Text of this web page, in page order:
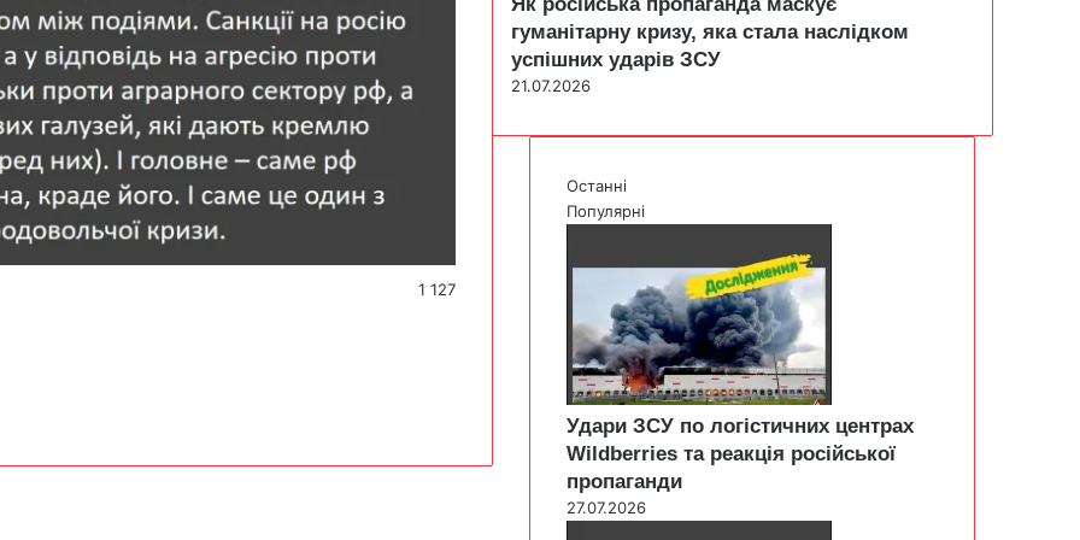
1 127
гуманітарну кризу, яка стала наслідком
успішних ударів ЗСУ
21.07.2026
Останні
Популярні
Удари ЗСУ по логістичних центрах
Wildberries та реакція російської
пропаганди
27.07.2026